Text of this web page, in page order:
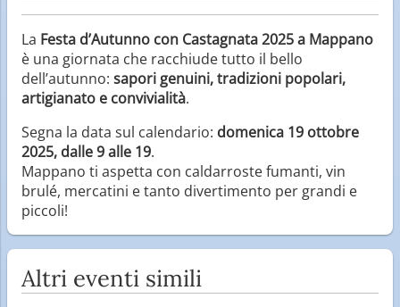
La Festa d’Autunno con Castagnata 2025 a Mappano
è una giornata che racchiude tutto il bello
dell’autunno: sapori genuini, tradizioni popolari,
artigianato e convivialità.
Segna la data sul calendario: domenica 19 ottobre
2025, dalle 9 alle 19.
Mappano ti aspetta con caldarroste fumanti, vin
brulé, mercatini e tanto divertimento per grandi e
piccoli!
Altri eventi simili